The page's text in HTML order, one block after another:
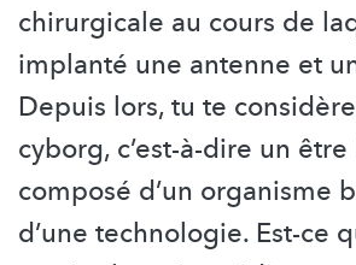
chirurgicale au cours de
implanté une antenne et
Depuis lors, tu te
cyborg, c’est-à-dire un
composé d’un organisme
d’une technologie. Est-ce